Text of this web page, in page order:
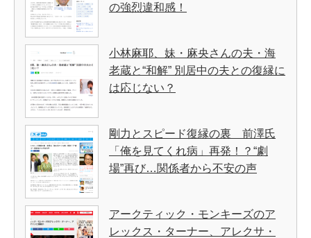
の強烈違和感！
小林麻耶、妹・麻央さんの夫・海
老蔵と“和解” 別居中の夫との復縁に
は応じない？
剛力とスピード復縁の裏 前澤氏
「俺を見てくれ病」再発！？“劇
場”再び…関係者から不安の声
アークティック・モンキーズのア
レックス・ターナー、アレクサ・